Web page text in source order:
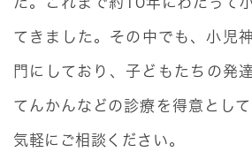
てきました。その中でも、小児
門にしており、子どもたちの発
てんかんなどの診療を得意とし
気軽にご相談ください。